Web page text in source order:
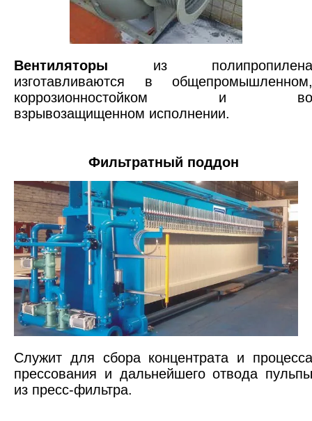
Вентиляторы из полипропилена
изготавливаются в общепромышленном,
коррозионностойком и во
взрывозащищенном исполнении.
Фильтратный поддон
Служит для сбора концентрата и процесса
прессования и дальнейшего отвода пульпы
из пресс-фильтра.